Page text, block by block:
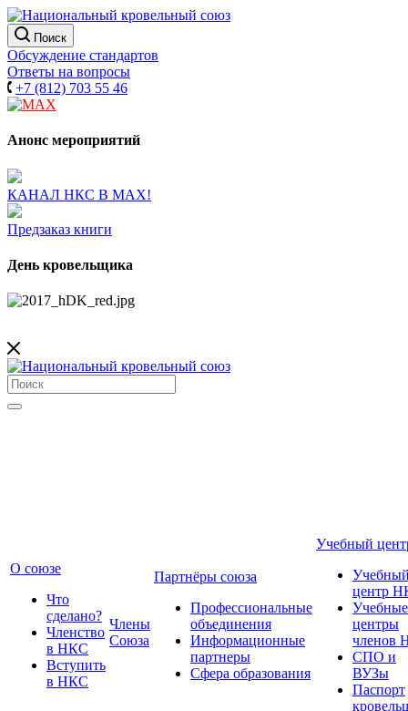
Поиск
Обсуждение стандартов
Ответы на вопросы
+7 (812) 703 55 46
Анонс мероприятий
КАНАЛ НКС В МАХ!
Предзаказ книги
День кровельщика
О союзе
Что
сделано?
Членство
в НКС
Вступить
в НКС
Члены
Союза
Партнёры союза
Профессиональные
объединения
Информационные
партнеры
Сфера образования
Учебный
центр
Учебные
центры
членов
СПО и
ВУЗы
Паспорт